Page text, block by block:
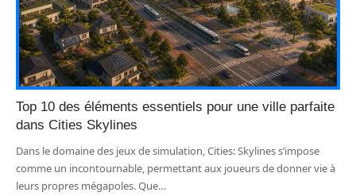
Top 10 des éléments essentiels pour une ville parfaite
dans Cities Skylines
Dans le domaine des jeux de simulation, Cities: Skylines s’impose
comme un incontournable, permettant aux joueurs de donner vie à
leurs propres mégapoles. Que…